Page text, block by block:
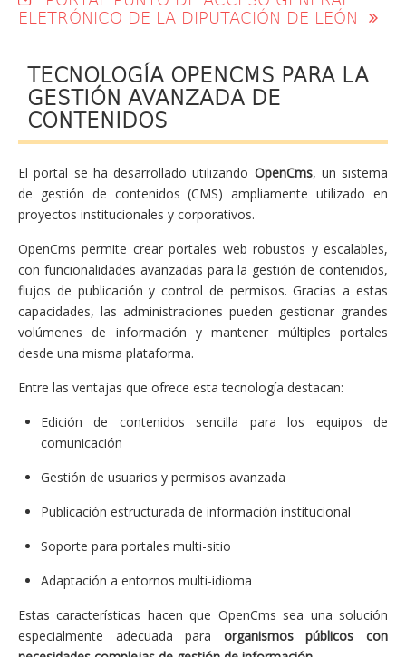
ELETRÓNICO DE LA DIPUTACIÓN DE LEÓN
TECNOLOGÍA OPENCMS PARA LA
GESTIÓN AVANZADA DE
CONTENIDOS
El portal se ha desarrollado utilizando OpenCms, un sistema
de gestión de contenidos (CMS) ampliamente utilizado en
proyectos institucionales y corporativos.
OpenCms permite crear portales web robustos y escalables,
con funcionalidades avanzadas para la gestión de contenidos,
flujos de publicación y control de permisos. Gracias a estas
capacidades, las administraciones pueden gestionar grandes
volúmenes de información y mantener múltiples portales
desde una misma plataforma.
Entre las ventajas que ofrece esta tecnología destacan:
Edición de contenidos sencilla para los equipos de
comunicación
Gestión de usuarios y permisos avanzada
Publicación estructurada de información institucional
Soporte para portales multi-sitio
Adaptación a entornos multi-idioma
Estas características hacen que OpenCms sea una solución
especialmente adecuada para organismos públicos con